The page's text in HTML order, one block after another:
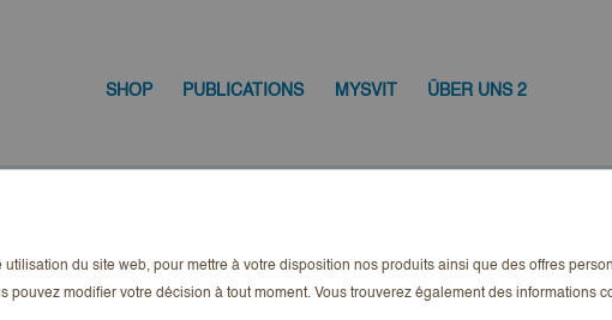
SHOP PUBLICATIONS MYSVIT ÜBER UNS 2
copy of
du site web, pour mettre à votre disposition nos produits ainsi que des offres
pouvez modifier votre décision à tout moment. Vous trouverez également des informations